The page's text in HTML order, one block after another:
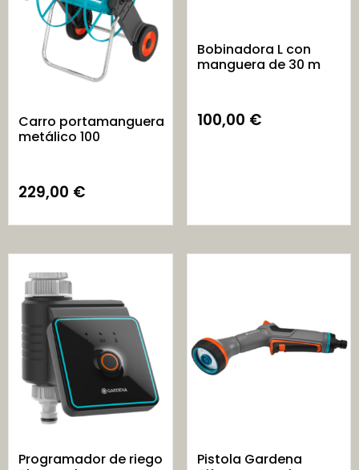
Carro portamanguera
metálico 100
229,00 €
Bobinadora L con
manguera de 30 m
100,00 €
Programador de riego
Pistola Gardena